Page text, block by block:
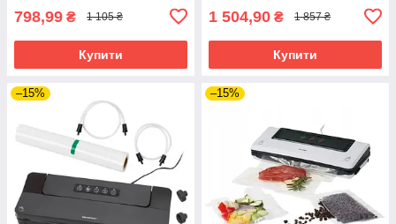
798,99 ₴ 1 105 ₴
Купити
1 504,90 ₴ 1 857 ₴
Купити
–15% –15%